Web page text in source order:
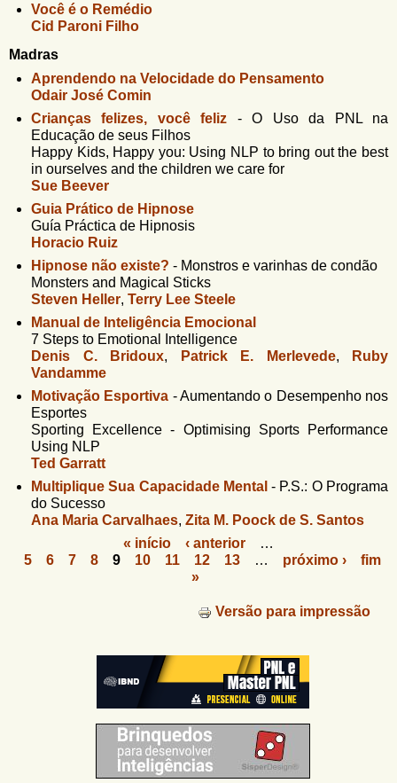
Você é o Remédio
Cid Paroni Filho
Madras
Aprendendo na Velocidade do Pensamento
Odair José Comin
Crianças felizes, você feliz
-O Uso da PNL na
Educação de seus Filhos
Happy Kids, Happy you: Using NLP to bring out the best
in ourselves and the children we care for
Sue Beever
Guia Prático de Hipnose
Guía Práctica de Hipnosis
Horacio Ruiz
Hipnose não existe? - Monstros e varinhas de condão
Monsters and Magical Sticks
Steven Heller, Terry Lee Steele
Manual de Inteligência Emocional
7 Steps to Emotional Intelligence
Denis C. Bridoux, Patrick E. Merlevede,
Ruby
Vandamme
Motivação Esportiva -Aumentando o Desempenho nos
Esportes
Sporting Excellence - Optimising Sports Performance
Using NLP
Ted Garratt
Multiplique Sua Capacidade Mental - P.S.: O Programa
do Sucesso
Ana Maria Carvalhaes, Zita M. Poock de S. Santos
« início ‹ anterior
…
5
6 7 8 9 10 11 12 13 … próximo ›
fim
»
Versão para impressão